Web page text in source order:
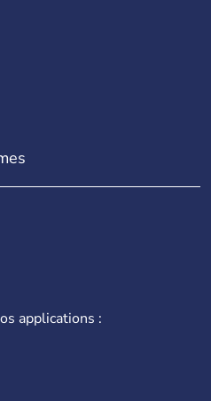
applications :